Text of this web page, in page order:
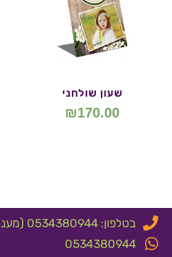
שעון שולחני
₪170.00
בטלפון: 0534380944 (מענה בשעות הבוקר בלבד)
0534380944